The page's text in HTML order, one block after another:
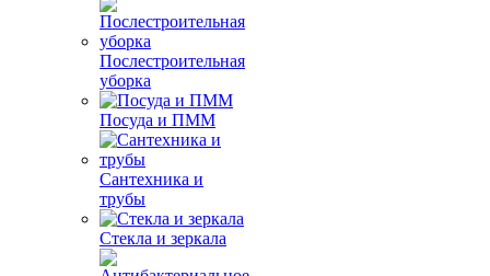
Послестроительная
уборка
Посуда и ПММ
Сантехника и
трубы
Стекла и зеркала